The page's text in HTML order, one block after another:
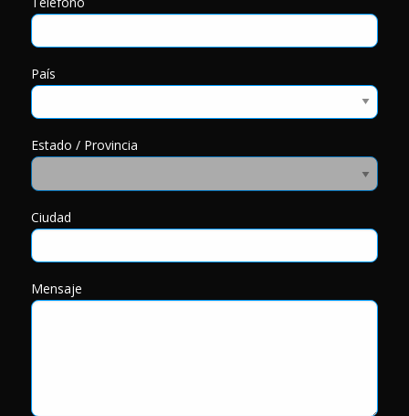
País
Estado / Provincia
Ciudad
Mensaje